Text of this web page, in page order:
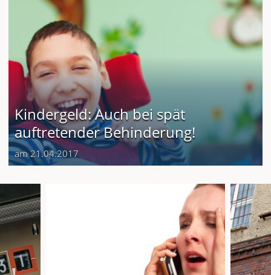
Kindergeld: Auch bei spät
auftretender Behinderung!
am 21.04.2017